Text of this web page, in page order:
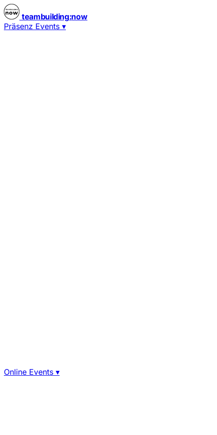
teambuilding:now
Präsenz Events ▾
Online Events ▾